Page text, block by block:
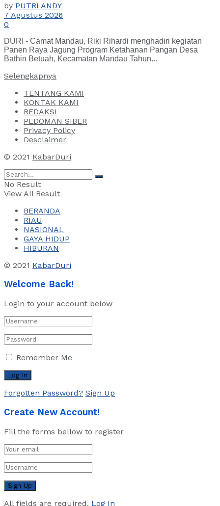
by PUTRI ANDY
7 Agustus 2026
0
DURI - Camat Mandau, Riki Rihardi menghadiri kegiatan
Panen Raya Jagung Program Ketahanan Pangan Desa
Bathin Betuah, Kecamatan Mandau Tahun...
Selengkapnya
TENTANG KAMI
KONTAK KAMI
REDAKSI
PEDOMAN SIBER
Privacy Policy
Desclaimer
© 2021 KabarDuri
No Result
View All Result
BERANDA
RIAU
NASIONAL
GAYA HIDUP
HIBURAN
© 2021 KabarDuri
Welcome Back!
Login to your account below
Remember Me
Forgotten Password? Sign Up
Create New Account!
Fill the forms bellow to register
All fields are required. Log In